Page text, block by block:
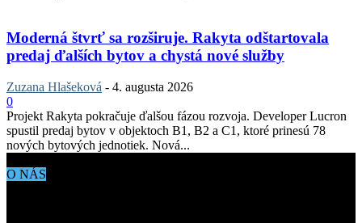
Moderná štvrť sa rozširuje. Rakyta odštartovala
predaj ďalších bytov a chystá nové služby
Zuzana Hlašeková - 4. augusta 2026
0
Projekt Rakyta pokračuje ďalšou fázou rozvoja. Developer Lucron
spustil predaj bytov v objektoch B1, B2 a C1, ktoré prinesú 78
nových bytových jednotiek. Nová...
O NÁS